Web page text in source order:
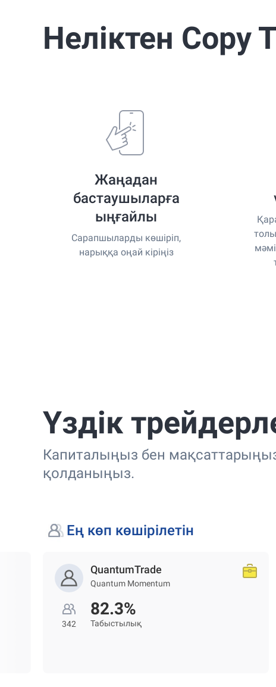
Неліктен Copy
Жаңадан
бастаушыларға
ыңғайлы
Сарапшыларды көшіріп,
нарыққа оңай кіріңіз
Үздік
Капиталыңыз бен
қолданыңыз.
Ең көп көшірілетін
QuantumTrade
Quantum Momentum
342
82.3%
Табыстылық